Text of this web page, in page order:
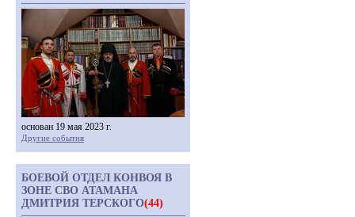
основан 19 мая 2023 г.
Другие события
БОЕВОЙ ОТДЕЛ КОНВОЯ В
ЗОНЕ СВО АТАМАНА
ДМИТРИЯ ТЕРСКОГО(44)